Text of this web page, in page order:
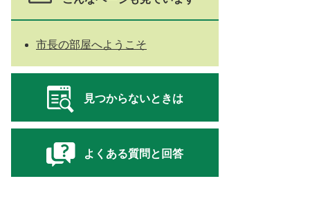
市長の部屋へようこそ
見つからないときは
よくある質問と回答